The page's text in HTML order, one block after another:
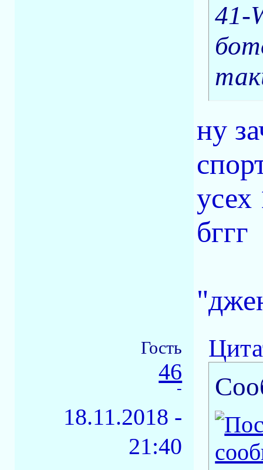
41-
ну
усех
бггг
Гость
46
-
18.11.2018 -
21:40